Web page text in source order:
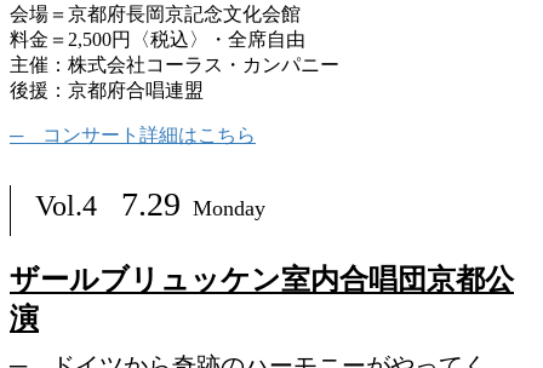
会場＝京都府長岡京記念文化会館
料金＝2,500円〈税込〉・全席自由
主催：株式会社コーラス・カンパニー
後援：京都府合唱連盟
コンサート詳細はこちら
Vol.4 7.29 Monday
ザールブリュッケン室内合唱団京都公
演